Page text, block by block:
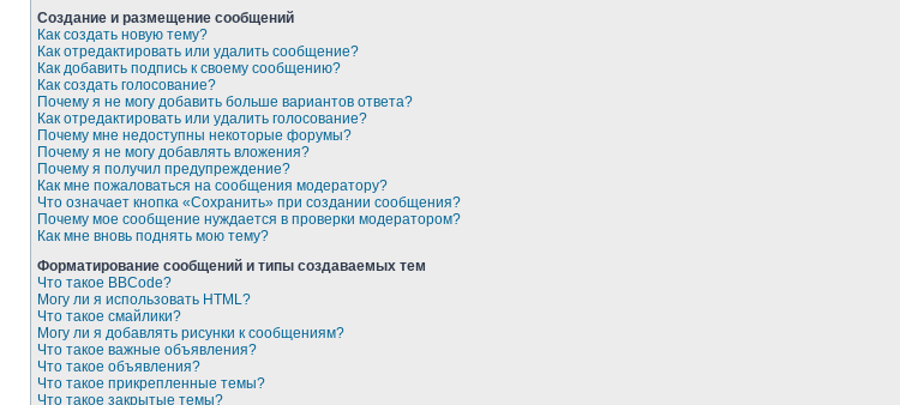
Создание и размещение сообщений
Как создать новую тему?
Как отредактировать или удалить сообщение?
Как добавить подпись к своему сообщению?
Как создать голосование?
Почему я не могу добавить больше вариантов ответа?
Как отредактировать или удалить голосование?
Почему мне недоступны некоторые форумы?
Почему я не могу добавлять вложения?
Почему я получил предупреждение?
Как мне пожаловаться на сообщения модератору?
Что означает кнопка «Сохранить» при создании сообщения?
Почему мое сообщение нуждается в проверки модератором?
Как мне вновь поднять мою тему?
Форматирование сообщений и типы создаваемых тем
Что такое BBCode?
Могу ли я использовать HTML?
Что такое смайлики?
Могу ли я добавлять рисунки к сообщениям?
Что такое важные объявления?
Что такое объявления?
Что такое прикрепленные темы?
Что такое закрытые темы?